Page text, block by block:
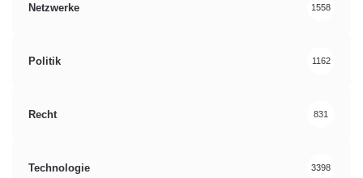
Netzwerke 1558
Politik 1162
Recht 831
Technologie 3398